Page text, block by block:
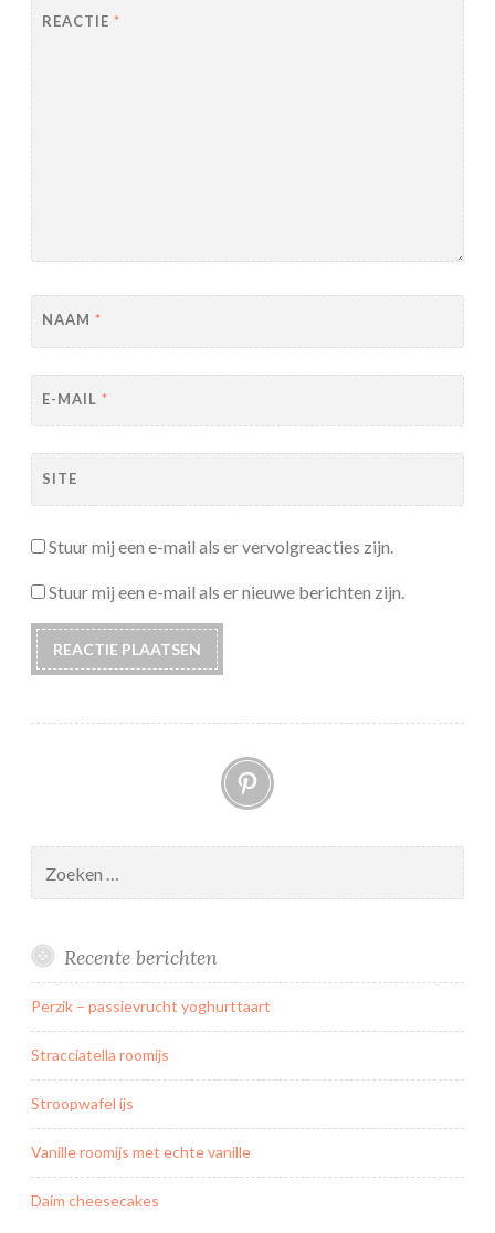
REACTIE *
NAAM *
E-MAIL *
SITE
Stuur mij een e-mail als er vervolgreacties zijn.
Stuur mij een e-mail als er nieuwe berichten zijn.
Pinterest
naar:
Recente berichten
Perzik – passievrucht yoghurttaart
Stracciatella roomijs
Stroopwafel ijs
Vanille roomijs met echte vanille
Daim cheesecakes